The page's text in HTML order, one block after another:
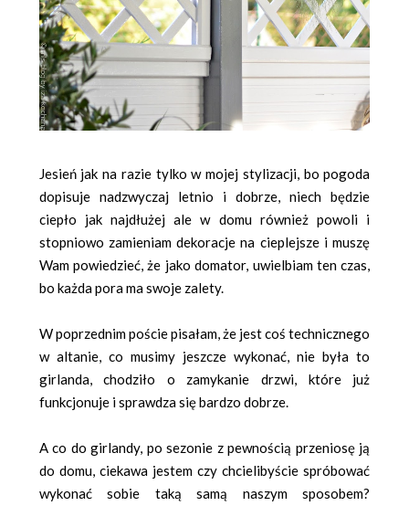
Jesień jak na razie tylko w mojej stylizacji, bo pogoda
dopisuje nadzwyczaj letnio i dobrze, niech będzie
ciepło jak najdłużej ale w domu również powoli i
stopniowo zamieniam dekoracje na cieplejsze i muszę
Wam powiedzieć, że jako domator, uwielbiam ten czas,
bo każda pora ma swoje zalety.
W poprzednim poście pisałam, że jest coś technicznego
w altanie, co musimy jeszcze wykonać, nie była to
girlanda, chodziło o zamykanie drzwi, które już
funkcjonuje i sprawdza się bardzo dobrze.
A co do girlandy, po sezonie z pewnością przeniosę ją
do domu, ciekawa jestem czy chcielibyście spróbować
wykonać sobie taką samą naszym sposobem?